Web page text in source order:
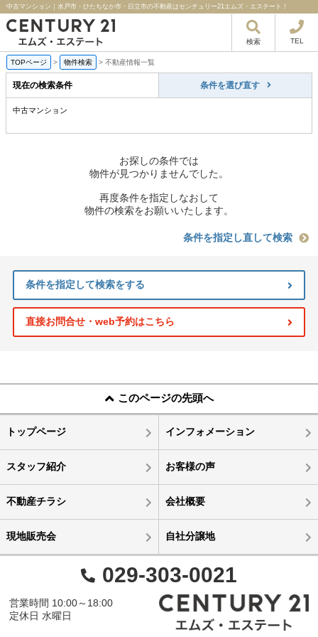
中古マンション｜水戸市・ひたちなか市・日立市の不動産はセンチュリー21エムズ・エステート！
検索 TEL
TOPページ > 物件検索 > 不動産情報一覧
現在の検索条件 条件を選び直す
中古マンション
お探しの条件では
物件が見つかりませんでした。
再度条件を指定しなおして
物件の検索をお願いいたします。
条件を指定し直して検索
条件を指定して検索をする
直接お問合せ・web予約はこちら
このページの先頭へ
トップページ インフォメーション
スタッフ紹介 お客様の声
不動産チラシ 会社概要
現地販売会 自社分譲地
029-303-0021
営業時間 10:00～18:00
定休日 水曜日